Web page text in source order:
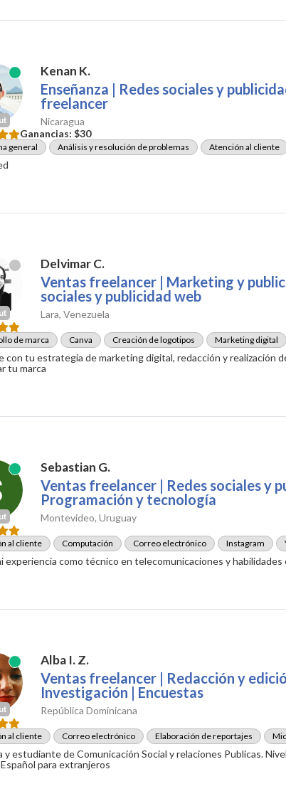
Kenan K.
Enseñanza | Redes sociales y
freelancer
Nicaragua
Ganancias:$30
general Análisis y resolución de problemas Atención al cliente
Delvimar C.
Ventas freelancer | Marketing y
sociales y publicidad web
Lara, Venezuela
de marca Canva Creación de logotipos Marketing digital
con tu estrategia de marketing digital, redacción y realización
tu marca
Sebastian G.
Ventas freelancer | Redes sociales y
Programación y tecnología
Montevideo, Uruguay
al cliente Computación Correo electrónico Instagram
experiencia como técnico en telecomunicaciones y
Alba I. Z.
Ventas freelancer | Redacción y
Investigación | Encuestas
República Dominicana
al cliente Correo electrónico Elaboración de reportajes
y estudiante de Comunicación Social y relaciones Publicas.
para extranjeros